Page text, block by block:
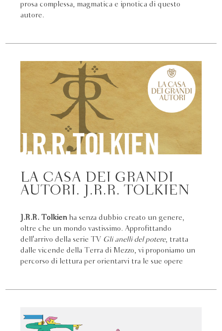
prosa complessa, magmatica e ipnotica di questo
autore.
LA CASA DEI GRANDI
AUTORI. J.R.R. TOLKIEN
J.R.R. Tolkien ha senza dubbio creato un genere,
oltre che un mondo vastissimo. Approfittando
dell'arrivo della serie TV Gli anelli del potere, tratta
dalle vicende della Terra di Mezzo, vi proponiamo un
percorso di lettura per orientarvi tra le sue opere